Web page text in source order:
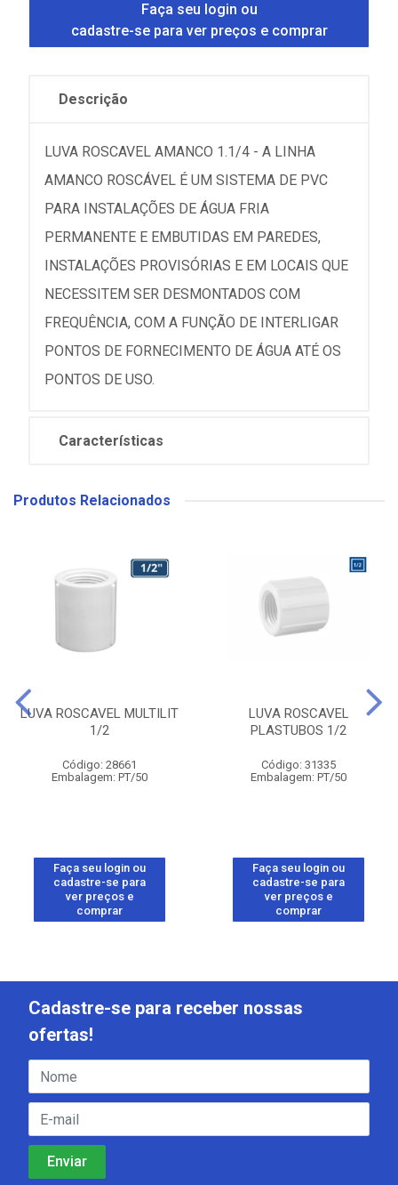
Faça seu login ou
cadastre-se para ver preços e comprar
Descrição
LUVA ROSCAVEL AMANCO 1.1/4 - A LINHA
AMANCO ROSCÁVEL É UM SISTEMA DE PVC
PARA INSTALAÇÕES DE ÁGUA FRIA
PERMANENTE E EMBUTIDAS EM PAREDES,
INSTALAÇÕES PROVISÓRIAS E EM LOCAIS QUE
NECESSITEM SER DESMONTADOS COM
FREQUÊNCIA, COM A FUNÇÃO DE INTERLIGAR
PONTOS DE FORNECIMENTO DE ÁGUA ATÉ OS
PONTOS DE USO.
Características
Produtos Relacionados
LUVA ROSCAVEL MULTILIT
1/2
Código: 28661
Embalagem: PT/50
Faça seu login ou
cadastre-se para
ver preços e
comprar
LUVA ROSCAVEL
PLASTUBOS 1/2
Código: 31335
Embalagem: PT/50
Faça seu login ou
cadastre-se para
ver preços e
comprar
Cadastre-se para receber nossas
ofertas!